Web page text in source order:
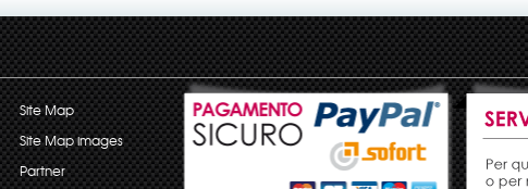
Site Map
Site Map images
Partner